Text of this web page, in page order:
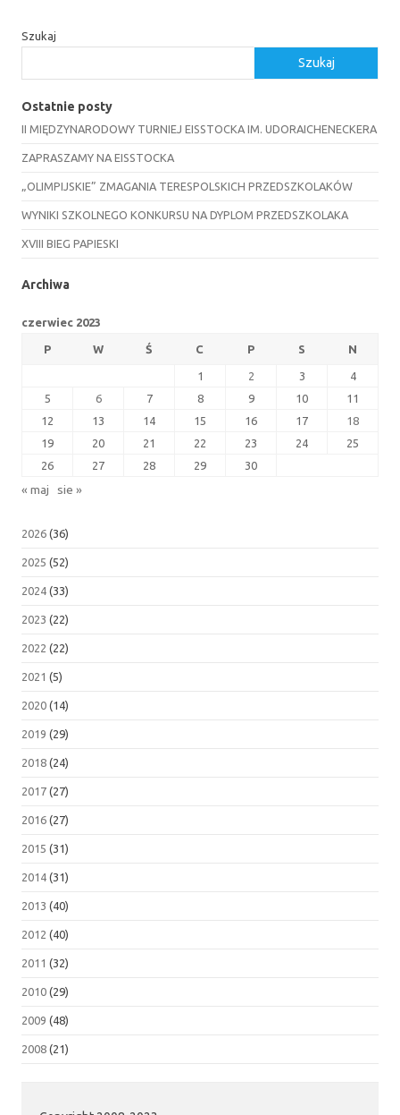
Szukaj
Szukaj
Ostatnie posty
II MIĘDZYNARODOWY TURNIEJ EISSTOCKA IM. UDORAICHENECKERA
ZAPRASZAMY NA EISSTOCKA
„OLIMPIJSKIE” ZMAGANIA TERESPOLSKICH PRZEDSZKOLAKÓW
WYNIKI SZKOLNEGO KONKURSU NA DYPLOM PRZEDSZKOLAKA
XVIII BIEG PAPIESKI
Archiwa
czerwiec 2023
P W Ś C P S N
1 2 3
4
5
6 7 8 9 10
11
12
13 14 15 16 17
18
19
20 21 22 23 24
25
26
27 28 29 30
« maj sie »
2026 (36)
2025 (52)
2024 (33)
2023 (22)
2022 (22)
2021 (5)
2020 (14)
2019 (29)
2018 (24)
2017 (27)
2016 (27)
2015 (31)
2014 (31)
2013 (40)
2012 (40)
2011 (32)
2010 (29)
2009 (48)
2008 (21)